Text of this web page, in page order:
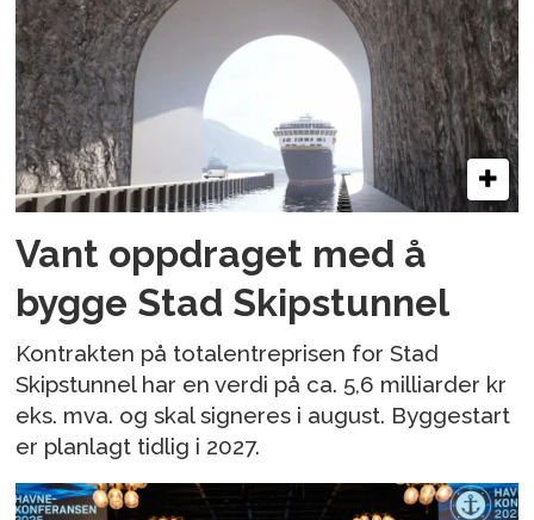
Vant oppdraget med å
bygge Stad Skipstunnel
Kontrakten på totalentreprisen for Stad
Skipstunnel har en verdi på ca. 5,6 milliarder kr
eks. mva. og skal signeres i august. Byggestart
er planlagt tidlig i 2027.